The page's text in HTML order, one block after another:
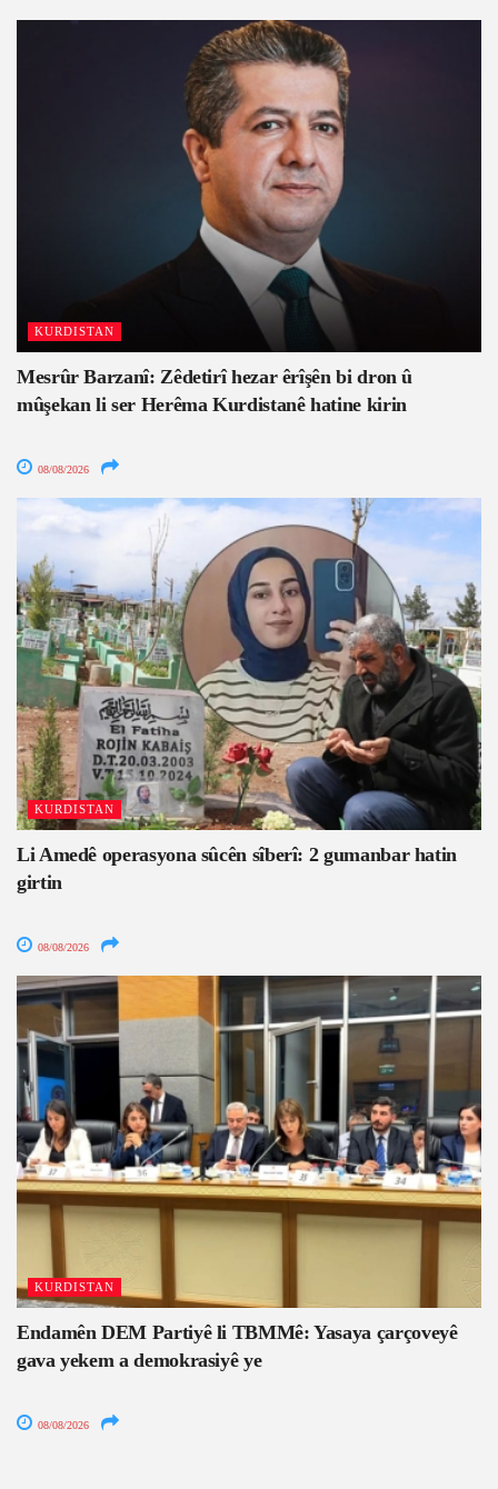
KURDISTAN
Mesrûr Barzanî: Zêdetirî hezar êrîşên bi dron û
mûşekan li ser Herêma Kurdistanê hatine kirin
08/08/2026
KURDISTAN
Li Amedê operasyona sûcên sîberî: 2 gumanbar hatin
girtin
08/08/2026
KURDISTAN
Endamên DEM Partiyê li TBMMê: Yasaya çarçoveyê
gava yekem a demokrasiyê ye
08/08/2026